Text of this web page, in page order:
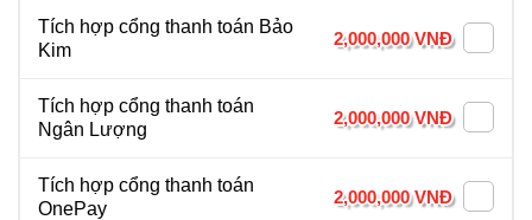
Tích hợp cổng thanh toán Bảo
Kim
2,000,000 VNĐ
Tích hợp cổng thanh toán
Ngân Lượng
2,000,000 VNĐ
Tích hợp cổng thanh toán
OnePay
2,000,000 VNĐ